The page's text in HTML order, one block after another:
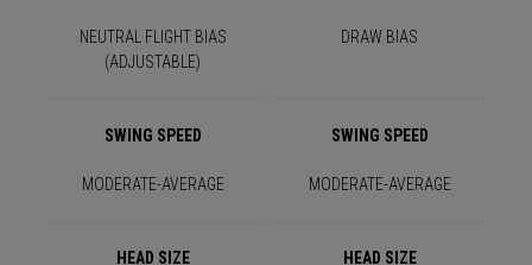
NEUTRAL FLIGHT BIAS
(ADJUSTABLE)
DRAW BIAS
SWING SPEED SWING SPEED
MODERATE-AVERAGE MODERATE-AVERAGE
HEAD SIZE HEAD SIZE